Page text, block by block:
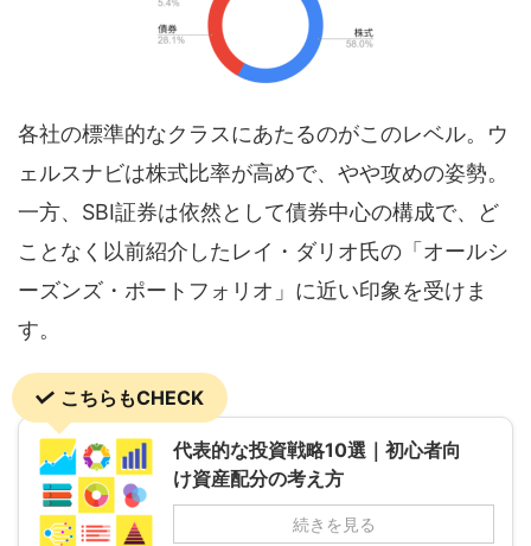
各社の標準的なクラスにあたるのがこのレベル。ウ
ェルスナビは株式比率が高めで、やや攻めの姿勢。
一方、SBI証券は依然として債券中心の構成で、ど
ことなく以前紹介したレイ・ダリオ氏の「オールシ
ーズンズ・ポートフォリオ」に近い印象を受けま
す。
こちらもCHECK
代表的な投資戦略10選｜初心者向
け資産配分の考え方
続きを見る